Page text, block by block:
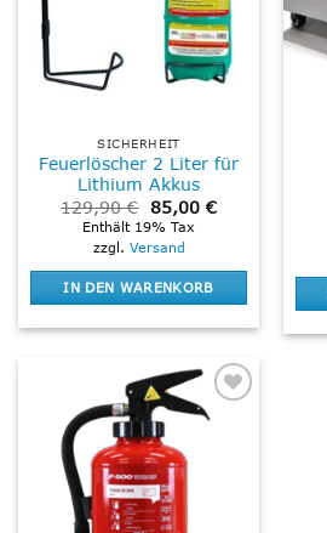
SICHERHEIT
Feuerlöscher 2 Liter für
Lithium Akkus
129,90€ Ursprünglicher
Preis
war:
129,90 €
85,00 €Aktueller
Enthält 19% Tax
zzgl. Versand
IN DEN WARENKORB
Add to